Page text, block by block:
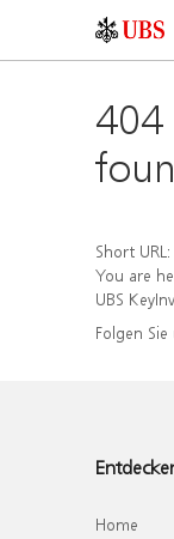
404
Short URL:
You are
UBS
Folgen
Home